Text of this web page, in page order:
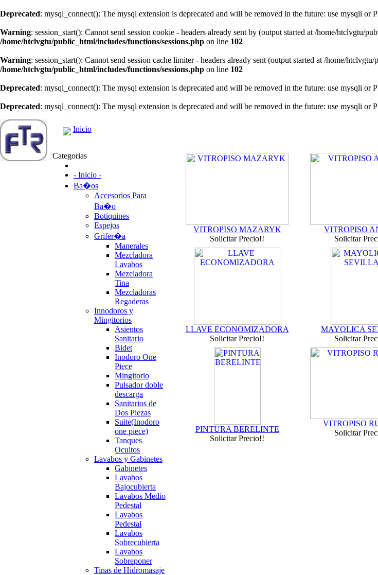
Deprecated: mysql_connect(): The mysql extension is deprecated and will be removed in the future: use mysqli or
Warning: session_start(): Cannot send session cookie - headers already sent by (output started at /home/htclvgtu/
/home/htclvgtu/public_html/includes/functions/sessions.php on line 102
Warning: session_start(): Cannot send session cache limiter - headers already sent (output started at /home/
/home/htclvgtu/public_html/includes/functions/sessions.php on line 102
Deprecated: mysql_connect(): The mysql extension is deprecated and will be removed in the future: use mysqli or
Deprecated: mysql_connect(): The mysql extension is deprecated and will be removed in the future: use mysqli or
Inicio
Categorias
- Inicio -
Ba�os
Accesorios Para
Ba�o
Botiquines
Espejos
Grifer�a
Manerales
Mezcladora
Lavabos
Mezcladora
Tina
Mezcladoras
Regaderas
Innodoros y
Mingitorios
Asientos
Sanitario
Bidet
Inodoro One
Piece
Mingitorio
Pulsador doble
descarga
Sanitarios de
Dos Piezas
Suite(Inodoro
one piece)
Tanques
Ocultos
Lavabos y Gabinetes
Gabinetes
Lavabos
Bajocubierta
Lavabos Medio
Pedestal
Lavabos
Pedestal
Lavabos
Sobrecubierta
Lavabos
Sobreponer
Tinas de Hidromasaje
VITROPISO MAZARYK
Solicitar Precio!!
VITROPISO
Solicitar
LLAVE ECONOMIZADORA
Solicitar Precio!!
MAYOLICA
Solicitar
PINTURA BERELINTE
Solicitar Precio!!
VITROPISO
Solicitar